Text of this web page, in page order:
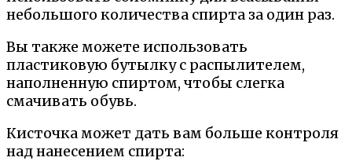
небольшого количества спирта за один раз.
Вы также можете использовать
пластиковую бутылку с распылителем,
наполненную спиртом, чтобы слегка
смачивать обувь.
Кисточка может дать вам больше контроля
над нанесением спирта: